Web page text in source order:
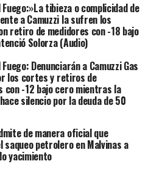
tibieza o complicidad de
a Camuzzi la sufren los
retiro de medidores con -18 bajo
Solorza (Audio)
Denunciarán a Camuzzi Gas
los cortes y retiros de
con -12 bajo cero mientras la
silencio por la deuda de 50
de manera oficial que
saqueo petrolero en Malvinas a
yacimiento